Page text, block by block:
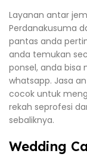
Layanan antar
Perdanakusuma
pantas anda
anda temukan
ponsel, anda
whatsapp. Jasa
cocok untuk
rekah seprofesi
sebaliknya.
Wedding